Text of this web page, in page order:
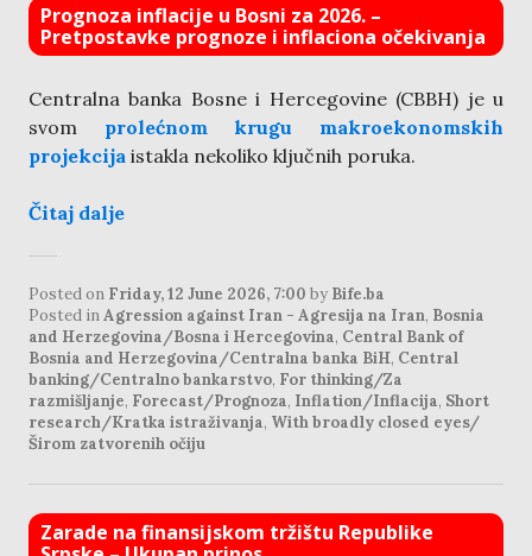
Prognoza inflacije u Bosni za 2026. –
Pretpostavke prognoze i inflaciona očekivanja
Centralna banka Bosne i Hercegovine (CBBH) je u
svom prolećnom krugu makroekonomskih
projekcija istakla nekoliko ključnih poruka.
Čitaj dalje
Posted on Friday, 12 June 2026, 7:00 by Bife.ba
Posted inAgression against Iran - Agresija na Iran, Bosnia
and Herzegovina/Bosna i Hercegovina, Central Bank of
Bosnia and Herzegovina/Centralna banka BiH, Central
banking/Centralno bankarstvo, For thinking/Za
razmišljanje, Forecast/Prognoza, Inflation/Inflacija, Short
research/Kratka istraživanja, With broadly closed eyes/
Širom zatvorenih očiju
Zarade na finansijskom tržištu Republike